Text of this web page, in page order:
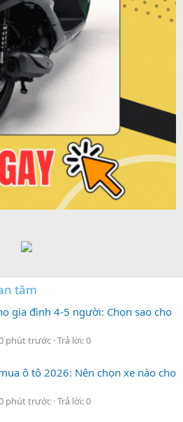
tâm
gia đình 4-5 người: Chọn sao cho
phút trước Trả lời: 0
ô tô 2026: Nên chọn xe nào cho
phút trước Trả lời: 0